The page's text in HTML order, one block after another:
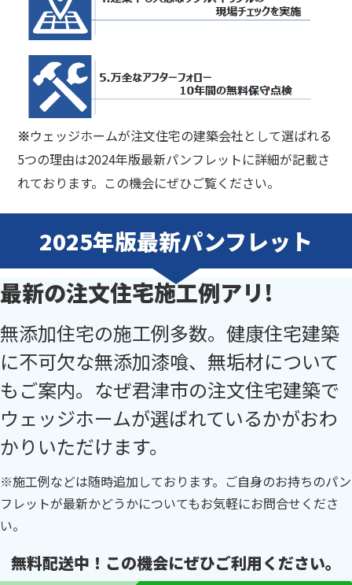
※ウェッジホームが注文住宅の建築会社として選ばれる
5つの理由は2024年版最新パンフレットに詳細が記載さ
れております。 この機会にぜひご覧ください。
2025年版最新パンフレット
最新の注文住宅施工例アリ!
無添加住宅の施工例多数。健康住宅建築
に不可欠な無添加漆喰、無垢材について
もご案内。なぜ君津市の注文住宅建築で
ウェッジホームが選ばれているかがおわ
かりいただけます。
※施工例などは随時追加しております。ご自身のお持ちのパン
フレットが最新かどうかについてもお気軽にお問合せくださ
い。
無料配送中！この機会にぜひご利用ください。